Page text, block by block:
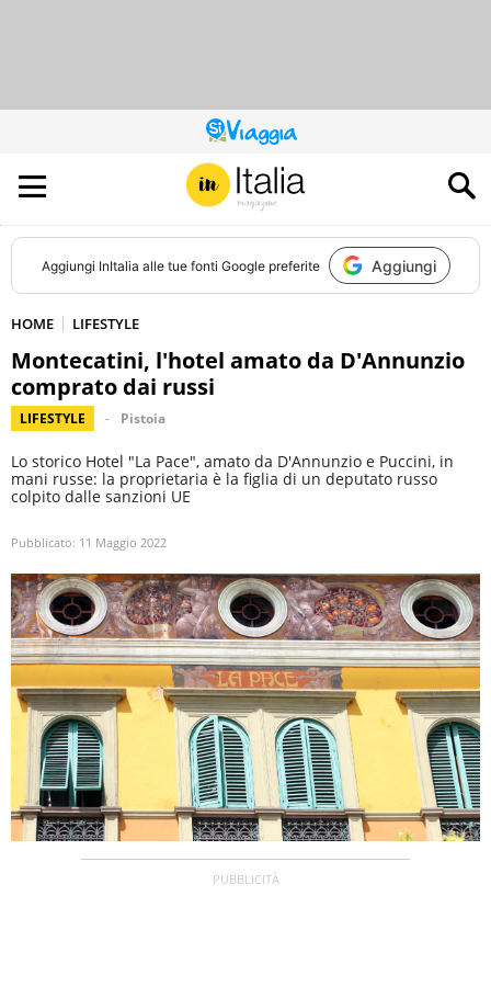
QUESTO
SITO
CONTRIBUISCE
ALL’AUDIENCE
DI
Aggiungi InItalia alle tue fonti Google preferite Aggiungi
HOME LIFESTYLE
Montecatini, l'hotel amato da D'Annunzio
comprato dai russi
LIFESTYLE Pistoia
Lo storico Hotel "La Pace", amato da D'Annunzio e Puccini, in
mani russe: la proprietaria è la figlia di un deputato russo
colpito dalle sanzioni UE
Pubblicato: 11 Maggio 2022